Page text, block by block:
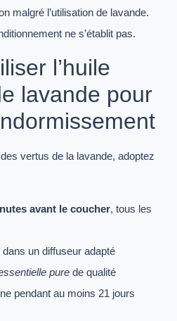
malgré l’utilisation de lavande.
ne s’établit pas.
l’huile
lavande pour
vertus de la lavande, adoptez
avant le coucher, tous les
un diffuseur adapté
pure de qualité
pendant au moins 21 jours